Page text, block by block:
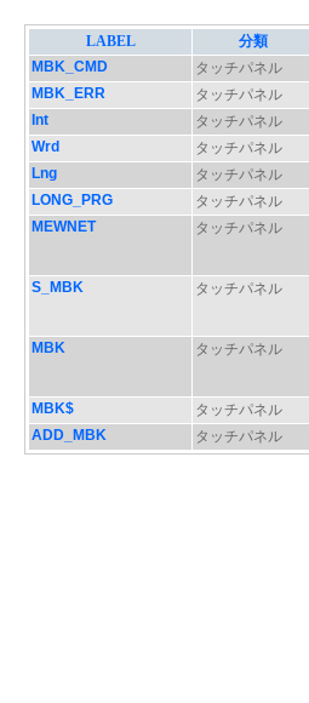
LABEL 分類
MBK_CMD
タッチパネル
MBK_ERR
タッチパネル
Int
タッチパネル
Wrd
タッチパネル
Lng
タッチパネル
LONG_PRG
タッチパネル
MEWNET
タッチパネル
S_MBK タッチパネル
MBK タッチパネル
MBK$ タッチパネル
ADD_MBK
タッチパネル